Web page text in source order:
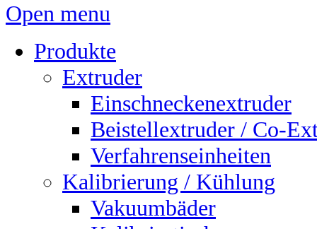
Open menu
Produkte
Extruder
Einschneckenextruder
Beistellextruder / Co-
Verfahrenseinheiten
Kalibrierung / Kühlung
Vakuumbäder